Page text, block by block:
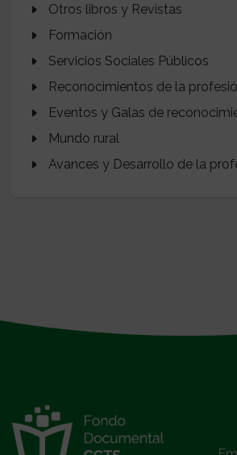
Otros libros y Revistas
Formación
Servicios Sociales Públicos
Reconocimientos de la
Eventos y Galas de
Mundo rural
Avances y Desarrollo de la